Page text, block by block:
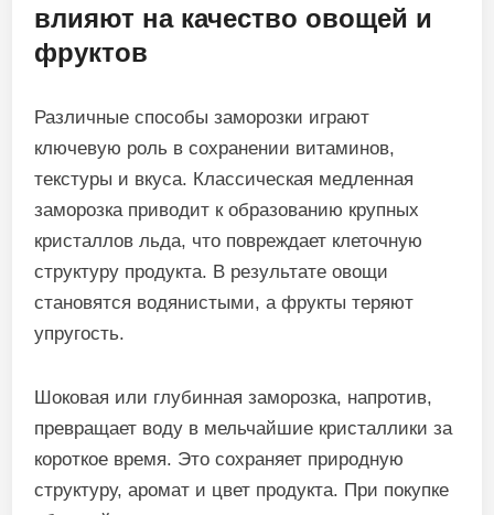
влияют на качество овощей и
фруктов
Различные способы заморозки играют
ключевую роль в сохранении витаминов,
текстуры и вкуса. Классическая медленная
заморозка приводит к образованию крупных
кристаллов льда, что повреждает клеточную
структуру продукта. В результате овощи
становятся водянистыми, а фрукты теряют
упругость.
Шоковая или глубинная заморозка, напротив,
превращает воду в мельчайшие кристаллики за
короткое время. Это сохраняет природную
структуру, аромат и цвет продукта. При покупке